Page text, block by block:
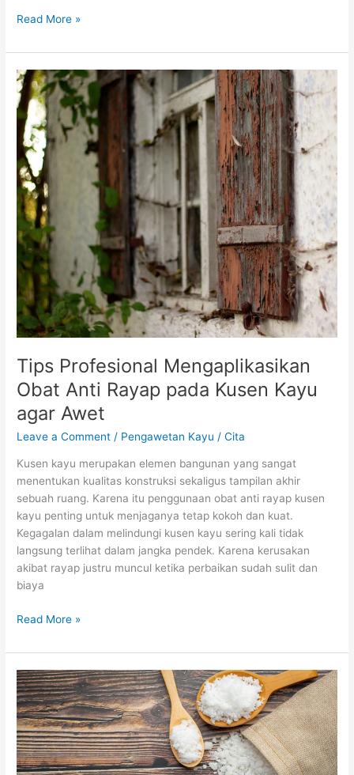
Read More »
Tips Profesional Mengaplikasikan
Obat Anti Rayap pada Kusen Kayu
agar Awet
Leave a Comment / Pengawetan Kayu /Cita
Kusen kayu merupakan elemen bangunan yang sangat
menentukan kualitas konstruksi sekaligus tampilan akhir
sebuah ruang. Karena itu penggunaan obat anti rayap kusen
kayu penting untuk menjaganya tetap kokoh dan kuat.
Kegagalan dalam melindungi kusen kayu sering kali tidak
langsung terlihat dalam jangka pendek. Karena kerusakan
akibat rayap justru muncul ketika perbaikan sudah sulit dan
biaya
Tips
Profesional
Mengaplikasikan
Obat
Anti
Rayap
pada
Kusen
Kayu
agar
Awet
Read More »
Cara
Mengawetkan
Kayu
dengan
Garam
agar